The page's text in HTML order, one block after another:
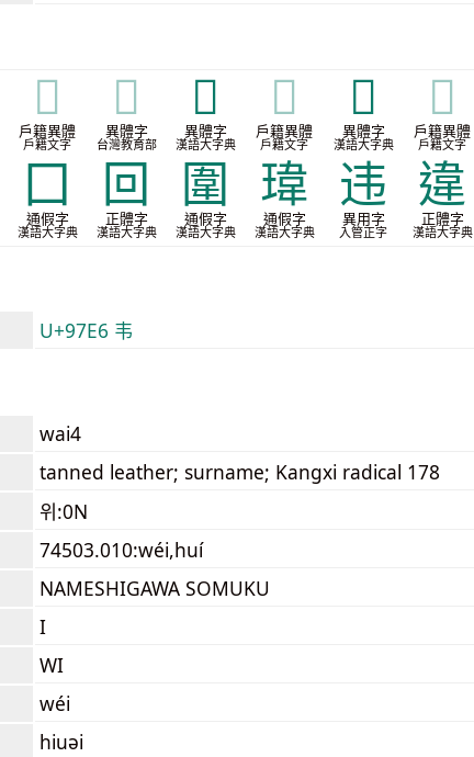
𡚈
戶籍異體
戶籍文字
𡚈
異體字
台灣教育部
𣍄
異體字
漢語大字典
𣍄
戶籍異體
戶籍文字
𥀊
異體字
漢語大字典
𥀊
戶籍異體
戶籍文字
囗
通假字
漢語大字典
回
正體字
漢語大字典
圍
通假字
漢語大字典
瑋
通假字
漢語大字典
违
異用字
入管正字
違
正體字
漢語大字典
U+97E6 韦
wai4
tanned leather; surname; Kangxi radical 178
위:0N
74503.010:wéi,huí
NAMESHIGAWA SOMUKU
I
WI
wéi
hiuəi